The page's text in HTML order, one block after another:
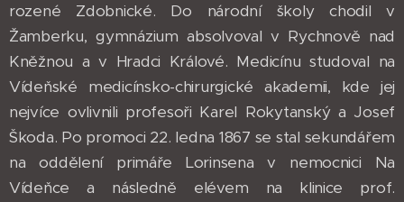
rozené Zdobnické. Do národní školy chodil v
Žamberku, gymnázium absolvoval v Rychnově nad
Kněžnou a v Hradci Králové. Medicínu studoval na
Vídeňské medicínsko-chirurgické akademii, kde jej
nejvíce ovlivnili profesoři Karel Rokytanský a Josef
Škoda. Po promoci 22. ledna 1867 se stal sekundářem
na oddělení primáře Lorinsena v nemocnici Na
Vídeňce a následně elévem na klinice prof.